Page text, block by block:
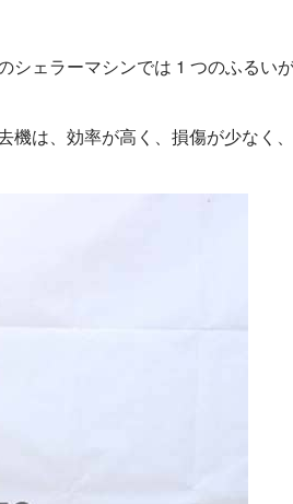
ェラーマシンでは 1 つのふるい
は、効率が高く、損傷が少なく